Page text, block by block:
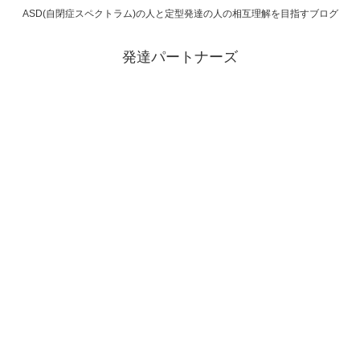
ASD(自閉症スペクトラム)の人と定型発達の人の相互理解を目指すブログ
発達パートナーズ